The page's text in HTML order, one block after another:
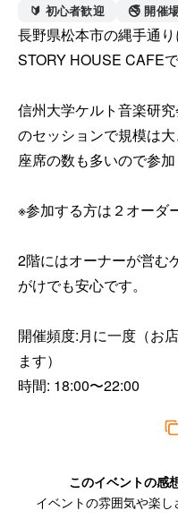
🔰 初心者歓迎 🚭 開催
長野県松本市の縄手通
STORY HOUSE CAFE
信州大学ケルト音楽研
のセッションで規模は大
座席の数も多いので参
※参加する方は２オーダ
2階にはオーナーが営む
がけでも安心です。
開催頻度:月に一度（お
ます）
時間: 18:00〜22:00
このイベントの感
イベントの雰囲気や楽し